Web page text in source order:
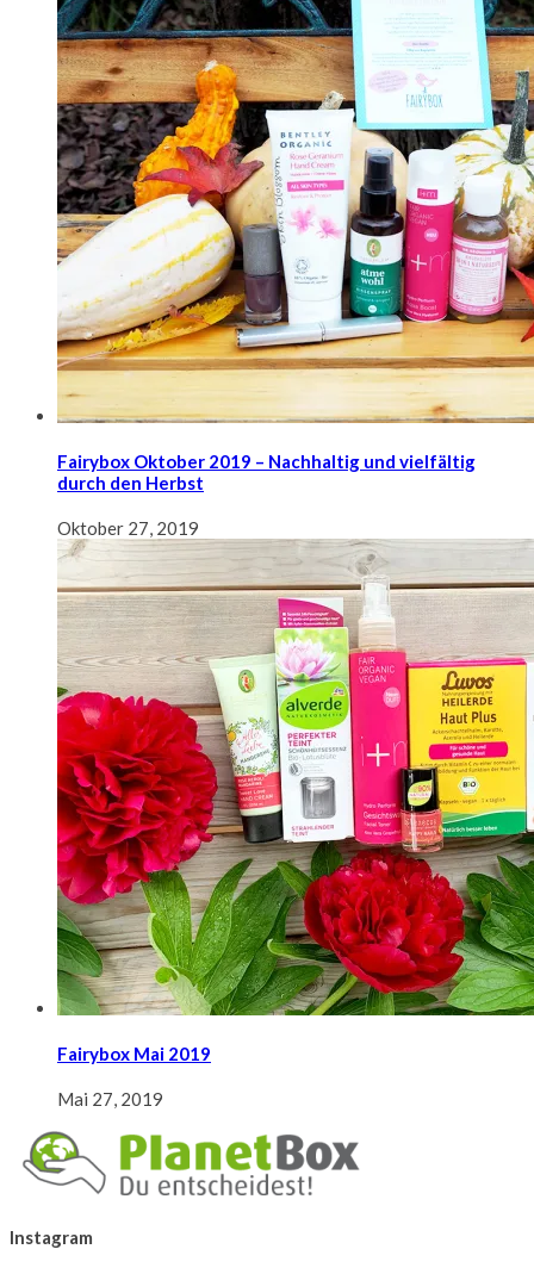
Fairybox Oktober 2019 – Nachhaltig und vielfältig
durch den Herbst
Oktober 27, 2019
Fairybox Mai 2019
Mai 27, 2019
Instagram